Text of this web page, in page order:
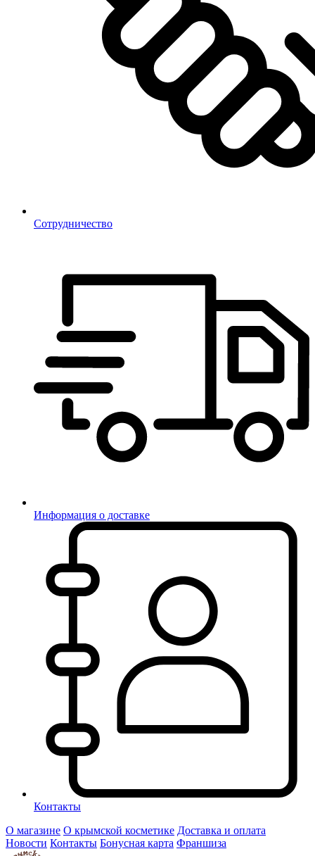
Сотрудничество
Информация о доставке
Контакты
О магазине О крымской косметике Доставка и оплата
Новости Контакты Бонусная карта Франшиза